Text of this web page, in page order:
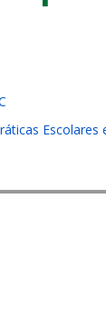
Escolares